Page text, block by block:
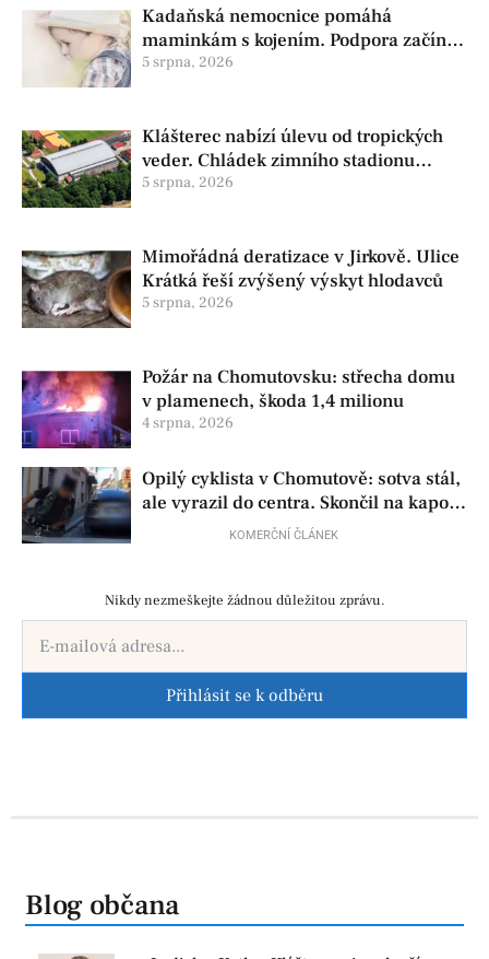
Kadaňská nemocnice pomáhá
maminkám s kojením. Podpora začíná
už před porodem
5 srpna, 2026
Klášterec nabízí úlevu od tropických
veder. Chládek zimního stadionu
pomůže seniorům i nemocným
5 srpna, 2026
Mimořádná deratizace v Jirkově. Ulice
Krátká řeší zvýšený výskyt hlodavců
5 srpna, 2026
Požár na Chomutovsku: střecha domu
v plamenech, škoda 1,4 milionu
4 srpna, 2026
Opilý cyklista v Chomutově: sotva stál,
ale vyrazil do centra. Skončil na kapotě
KOMERČNÍ ČLÁNEK
Nikdy nezmeškejte žádnou důležitou zprávu.
Přihlásit se k odběru
Blog občana